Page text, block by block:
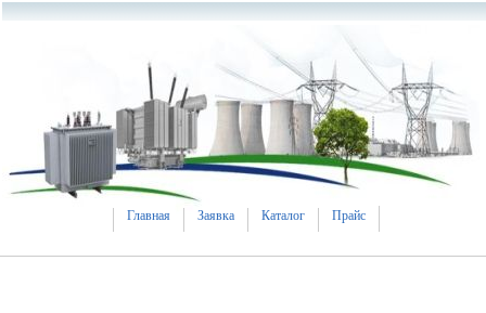
Главная Заявка Каталог Прайс